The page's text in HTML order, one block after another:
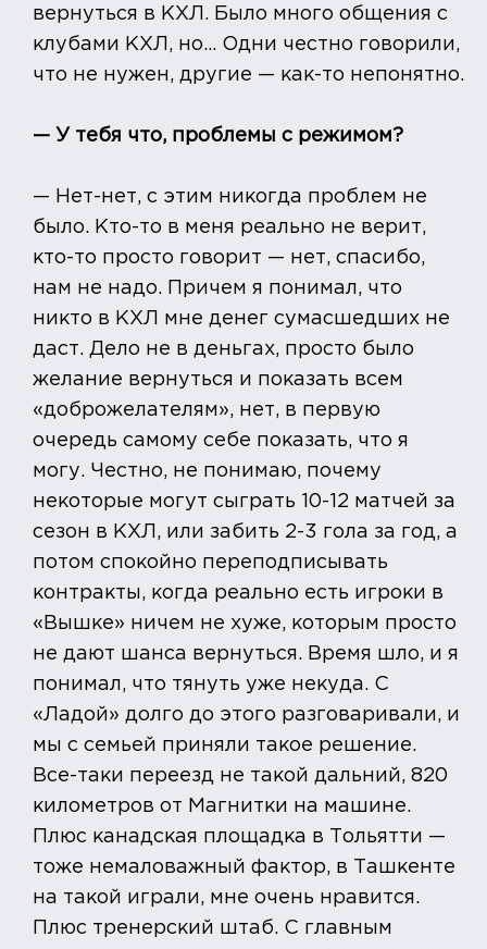
вернуться в КХЛ. Было много общения с
клубами КХЛ, но... Одни честно говорили,
что не нужен, другие — как-то непонятно.
— У тебя что, проблемы с режимом?
— Нет-нет, с этим никогда проблем не
было. Кто-то в меня реально не верит,
кто-то просто говорит — нет, спасибо,
нам не надо. Причем я понимал, что
никто в КХЛ мне денег сумасшедших не
даст. Дело не в деньгах, просто было
желание вернуться и показать всем
«доброжелателям», нет, в первую
очередь самому себе показать, что я
могу. Честно, не понимаю, почему
некоторые могут сыграть 10-12 матчей за
сезон в КХЛ, или забить 2-3 гола за год, а
потом спокойно переподписывать
контракты, когда реально есть игроки в
«Вышке» ничем не хуже, которым просто
не дают шанса вернуться. Время шло, и я
понимал, что тянуть уже некуда. С
«Ладой» долго до этого разговаривали, и
мы с семьей приняли такое решение.
Все-таки переезд не такой дальний, 820
километров от Магнитки на машине.
Плюс канадская площадка в Тольятти —
тоже немаловажный фактор, в Ташкенте
на такой играли, мне очень нравится.
Плюс тренерский штаб. С главным